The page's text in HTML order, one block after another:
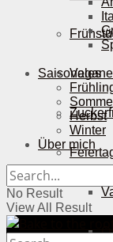
Saisonales
Herbst
Winter
Über mich
No Result
View All Result